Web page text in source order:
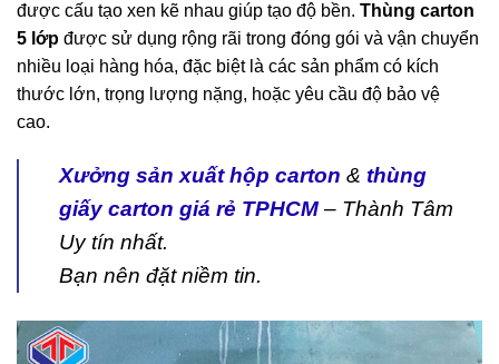
được cấu tạo xen kẽ nhau giúp tạo độ bền. Thùng carton
5 lớp được sử dụng rộng rãi trong đóng gói và vận chuyển
nhiều loại hàng hóa, đặc biệt là các sản phẩm có kích
thước lớn, trọng lượng nặng, hoặc yêu cầu độ bảo vệ
cao.
Xưởng sản xuất hộp carton & thùng
giấy carton giá rẻ TPHCM – Thành Tâm
Uy tín nhất.
Bạn nên đặt niềm tin.